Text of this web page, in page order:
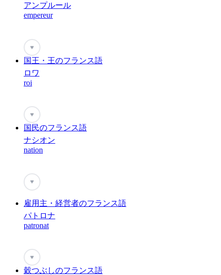
アンプルール
empereur
♥
国王・王のフランス語
ロワ
roi
♥
国民のフランス語
ナシオン
nation
♥
雇用主・経営者のフランス語
パトロナ
patronat
♥
穀つぶしのフランス語